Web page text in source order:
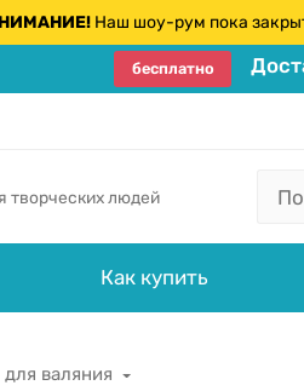
Наш шоу-рум пока
бесплатно
творческих людей
Как купить
валяния